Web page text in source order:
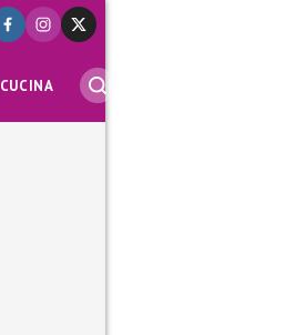
CUCINA